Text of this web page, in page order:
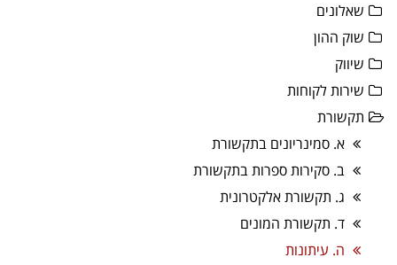
שאלונים
שוק ההון
שיווק
שירות לקוחות
תקשורת
א. סמינריונים בתקשורת
ב. סקירות ספרות בתקשורת
ג. תקשורת אלקטרונית
ד. תקשורת המונים
ה. עיתונות